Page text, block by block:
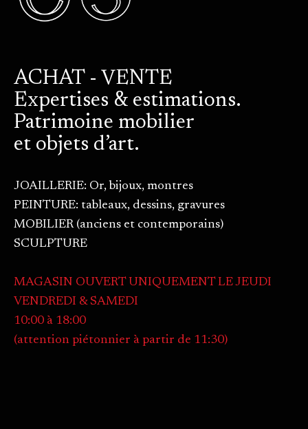
ACHAT - VENTE
Expertises & estimations.
Patrimoine mobilier
et objets d’art.
JOAILLERIE: Or, bijoux, montres
PEINTURE: tableaux, dessins, gravures
MOBILIER (anciens et contemporains)
SCULPTURE
MAGASIN OUVERT UNIQUEMENT LE JEUDI
VENDREDI & SAMEDI
10:00 à 18:00
(attention piétonnier à partir de 11:30)